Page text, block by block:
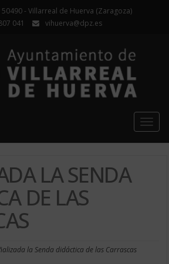
50490 - Villarreal de Huerva (Zaragoza)
041
vihuerva@dpz.es
LA SENDA
DE LAS
la Senda didáctica de las Carrascas